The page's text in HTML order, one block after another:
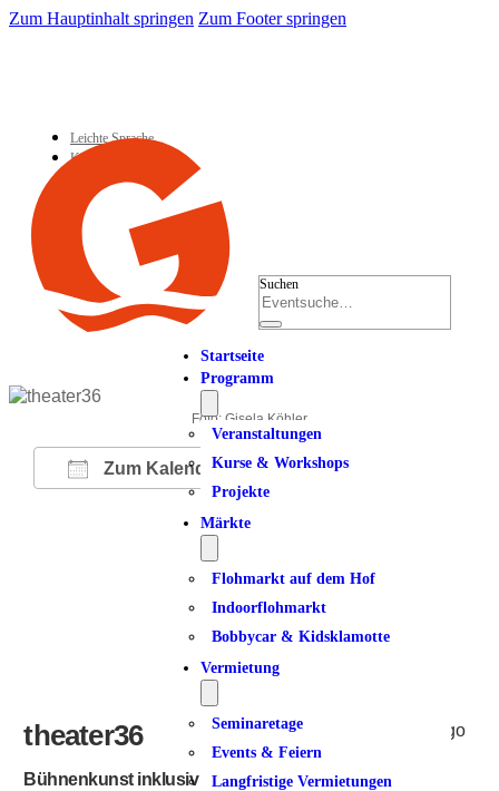
Zum Hauptinhalt springen Zum Footer springen
Leichte Sprache
Kontakt
Suchen
Startseite
Programm
Veranstaltungen
Kurse & Workshops
Projekte
Märkte
Flohmarkt auf dem Hof
Indoorflohmarkt
Bobbycar & Kidsklamotte
Vermietung
Seminaretage
Events & Feiern
Langfristige Vermietungen
Foto: Gisela Köhler
Zum Kalender hinzufügen
ICS herunterladen
Google Kalender
iCalendarOffice 365
theater36
Bühnenkunst inklusiv